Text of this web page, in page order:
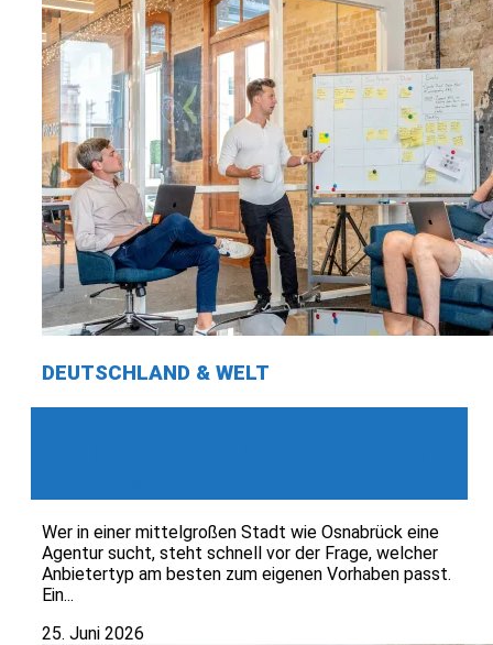
DEUTSCHLAND & WELT
Wer in einer mittelgroßen Stadt wie Osnabrück eine
Agentur sucht, steht schnell vor der Frage, welcher
Anbietertyp am besten zum eigenen Vorhaben passt.
Ein...
25. Juni 2026